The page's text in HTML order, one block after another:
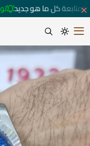
كل ما هو جديد